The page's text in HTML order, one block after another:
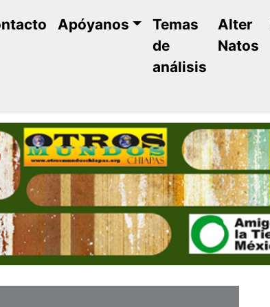
Apóyanos
Temas
de
análisis
Alter
Natos